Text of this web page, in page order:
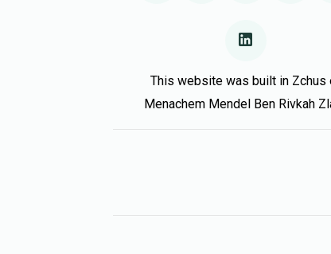
This website was built in Zchus
Menachem Mendel Ben Rivkah